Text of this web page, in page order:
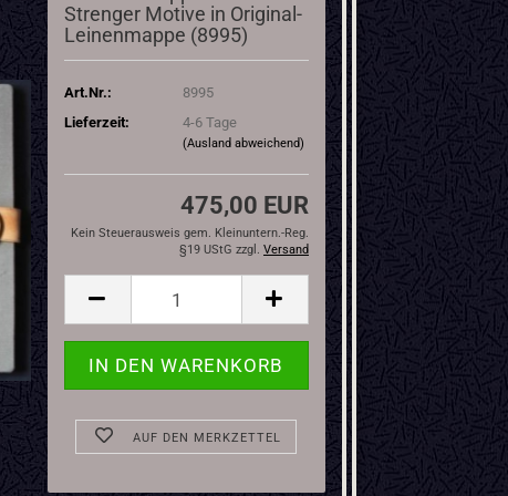
Strenger Motive in Original-
Leinenmappe (8995)
Art.Nr.:
8995
Lieferzeit:
4-6 Tage
(Ausland abweichend)
475,00 EUR
Kein Steuerausweis gem. Kleinuntern.-Reg.
§19 UStG zzgl. Versand
AUF DEN MERKZETTEL